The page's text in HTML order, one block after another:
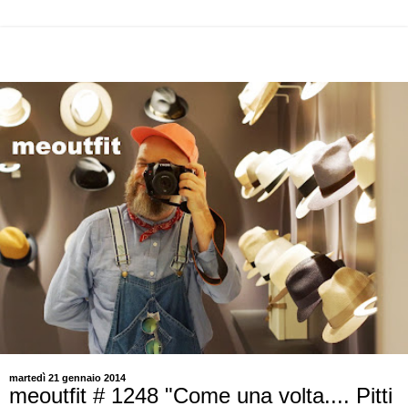
martedì 21 gennaio 2014
meoutfit # 1248 "Come una volta.... Pitti